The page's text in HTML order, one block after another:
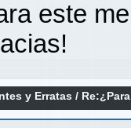
este
y Erratas /